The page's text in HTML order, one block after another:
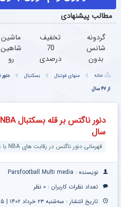
مطالب پیشنهادی
گردونه
شانس
بدون
PS5 تا
و بیت
تخفیف
70
درصدی
محصولات
ماشین
شاهین
رو
بفروشی
بدون
چند
خانه منهای فوتبال بسکتبال
از ۴۷ سال
سال
قهرمانی دنور ناگتس در رقابت های NBA با غلبه بر میامی
نویسنده : Parsfootball Multi media
تعداد نظرات کاربران : ۰ نظر
تاریخ انتشار : سه‌شنبه ۲۳ خرداد ۱۴۰۲ | ۹:۴۵